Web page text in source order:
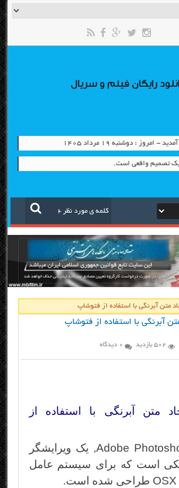
رایگان فیلم و سریال
: دوشنبه ۱۹ مرداد ۱۴۰۵
یک تصمیم واقعی است.
متن آبرنگی با استفاده از فتوشاپ
آبرنگی با استفاده از فتوشاپ
502 بازدید 0 دیدگاه
متن آبرنگی با استفاده از
نرم افزار Adobe Photoshop, یک ویرایشگر
است که برای سیستم عامل